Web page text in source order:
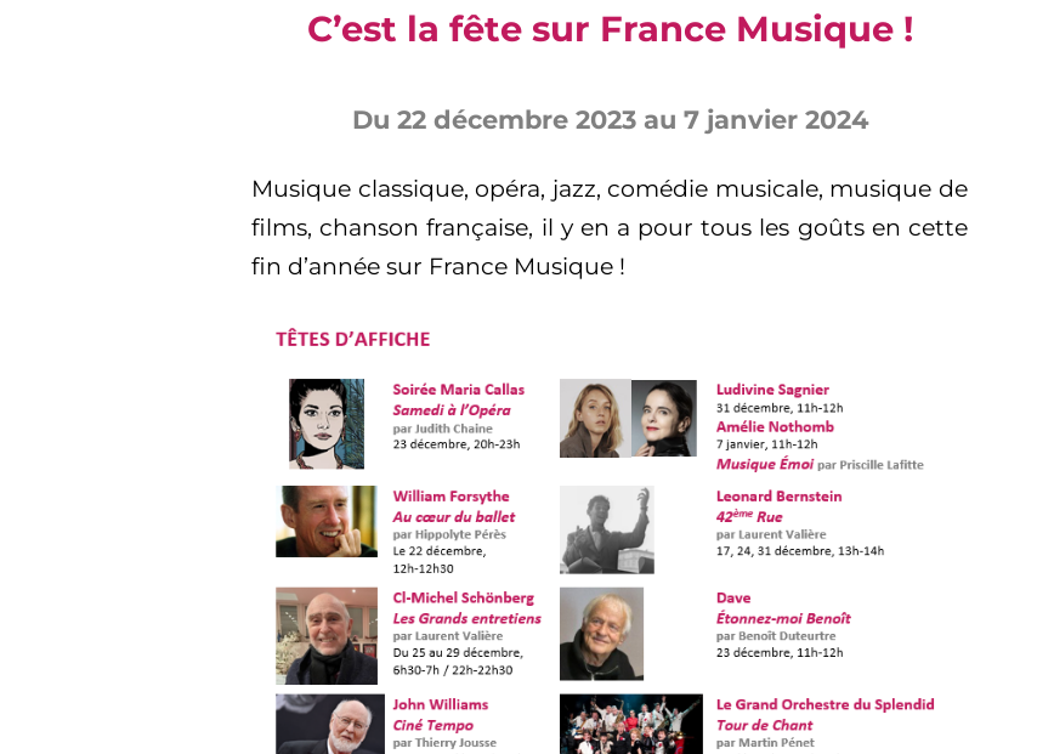
C’est la fête sur France Musique !
Du 22 décembre 2023 au 7 janvier 2024
Musique classique, opéra, jazz, comédie musicale, musique de
films, chanson française, il y en a pour tous les goûts en cette
fin d’année sur France Musique !